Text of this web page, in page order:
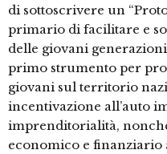
di sottoscrivere un
primario di facilitare e
delle giovani
primo strumento per
giovani sul territorio
incentivazione all’auto
imprenditorialità,
economico e finanziario